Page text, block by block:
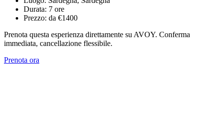
Durata: 7 ore
Prezzo: da €1400
Prenota questa esperienza direttamente su AVOY. Conferma
immediata, cancellazione flessibile.
Prenota ora